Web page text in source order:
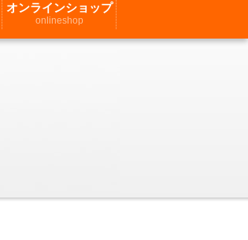
オンラインショップ
onlineshop